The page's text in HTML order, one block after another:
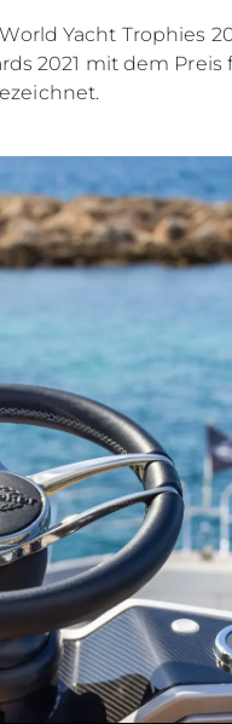
Yacht Trophies
2021 mit dem